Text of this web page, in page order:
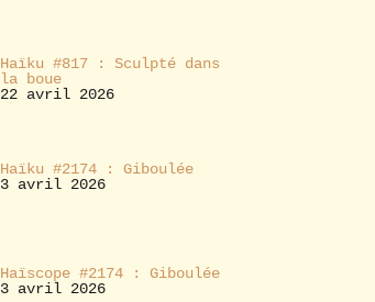
Haïku #817 : Sculpté dans
la boue
22 avril 2026
Haïku #2174 : Giboulée
3 avril 2026
Haïscope #2174 : Giboulée
3 avril 2026